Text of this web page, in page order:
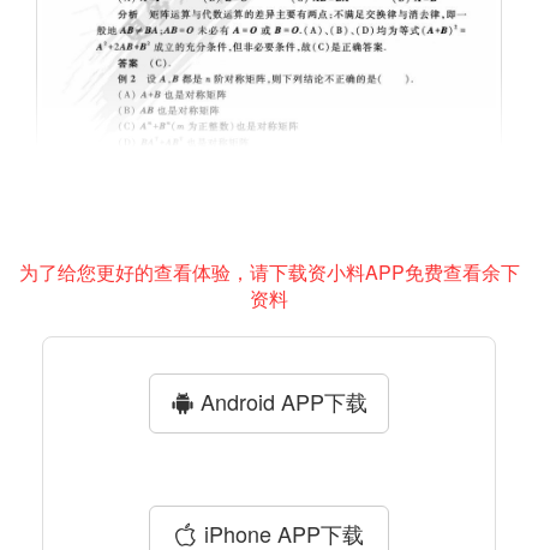
为了给您更好的查看体验，请下载资小料APP免费查看余下
资料
Android APP下载
iPhone APP下载